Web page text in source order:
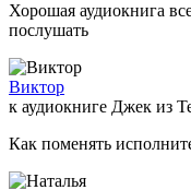
Хорошая аудиокнига
послушать
Виктор
к аудиокниге Джек из
Как поменять